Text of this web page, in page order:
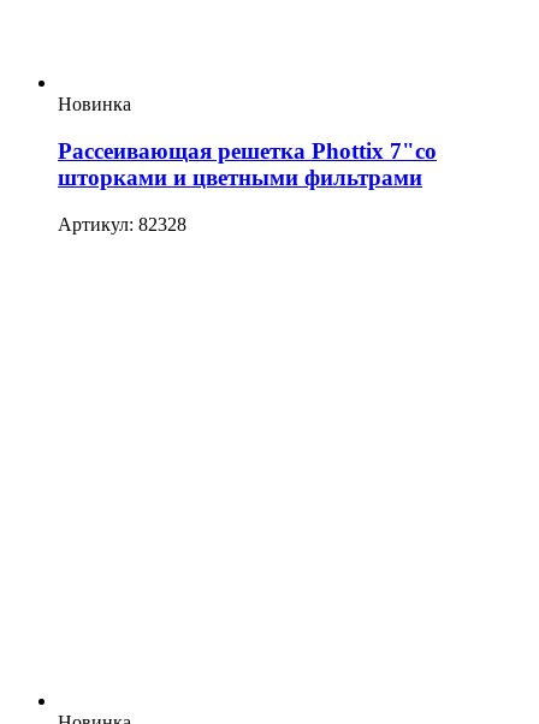
Новинка
Рассеивающая решетка Phottix 7"со
шторками и цветными фильтрами
Артикул: 82328